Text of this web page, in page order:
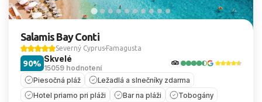
Salamis Bay Conti
Severný Cyprus Famagusta
Skvelé
15059 hodnotení
90%
Piesočná pláž
Ležadlá a slnečníky zdarma
Hotel priamo pri pláži
Bar na pláži Tobogány